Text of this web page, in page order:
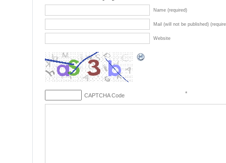
Name (required)
Mail (will not be published)
Website
CAPTCHA Code *